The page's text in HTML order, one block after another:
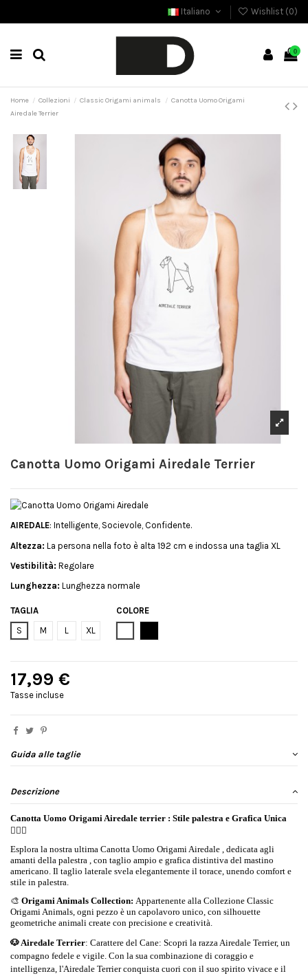
Italiano Wishlist (0)
0
Home Collezioni Classic Origami animals
Canotta Uomo Origami
Airedale Terrier
Canotta Uomo Origami Airedale Terrier
AIREDALE: Intelligente, Socievole, Confidente.
Altezza: La persona nella foto è alta 192 cm e indossa una taglia XL
Vestibilità: Regolare
Lunghezza: Lunghezza normale
TAGLIA
S
M L XL
COLORE
17,99 €
Tasse incluse
Guida alle taglie
Descrizione
Canotta Uomo Origami Airedale terrier : Stile palestra e Grafica Unica
🏋️‍♂️🐶
Esplora la nostra ultima Canotta Uomo Origami Airedale , dedicata agli
amanti della palestra , con taglio ampio e grafica distintiva del mastino
americano. Il taglio laterale svela elegantemente il torace, unendo comfort e
stile in palestra.
🎨 Origami Animals Collection: Appartenente alla Collezione Classic
Origami Animals, ogni pezzo è un capolavoro unico, con silhouette
geometriche animali create con precisione e creatività.
🐶 Airedale Terrier: Carattere del Cane: Scopri la razza Airedale Terrier, un
compagno fedele e vigile. Con la sua combinazione di coraggio e
intelligenza, l'Airedale Terrier conquista cuori con il suo spirito vivace e il